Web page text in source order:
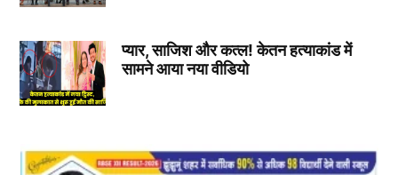
प्यार, साजिश और कत्ल! केतन हत्याकांड में
सामने आया नया वीडियो